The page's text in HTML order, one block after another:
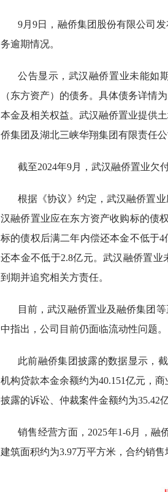
9月9日，融侨集团股份有限公司
务逾期情况。
公告显示，武汉融侨置业未能如
（东方资产）的债务。具体债务详情
本金及相关权益。武汉融侨置业提供
侨集团及湖北三峡华翔集团有限责任公
截至2024年9月，武汉融侨置业欠
根据《协议》约定，武汉融侨置
汉融侨置业应在东方资产收购标的债
标的债权后满二年内偿还本金不低于
还本金不低于2.8亿元。武汉融侨置
到期并追究相关方责任。
目前，武汉融侨置业及融侨集团
中指出，公司目前仍面临流动性问题。
此前融侨集团披露的数据显示，
机构贷款本金余额约为40.151亿元，
披露的诉讼、仲裁案件金额约为35.42
销售经营方面，2025年1-6月，融
建筑面积约为3.97万平方米，合约销售